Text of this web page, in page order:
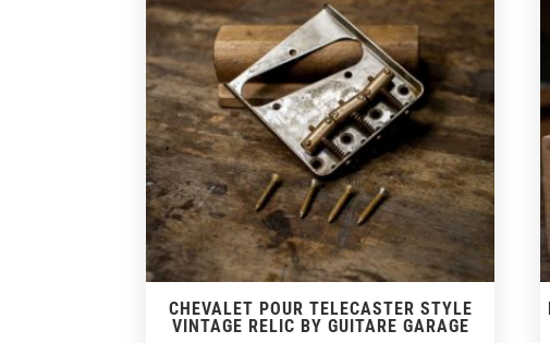
CHEVALET POUR TELECASTER STYLE
VINTAGE RELIC BY GUITARE GARAGE